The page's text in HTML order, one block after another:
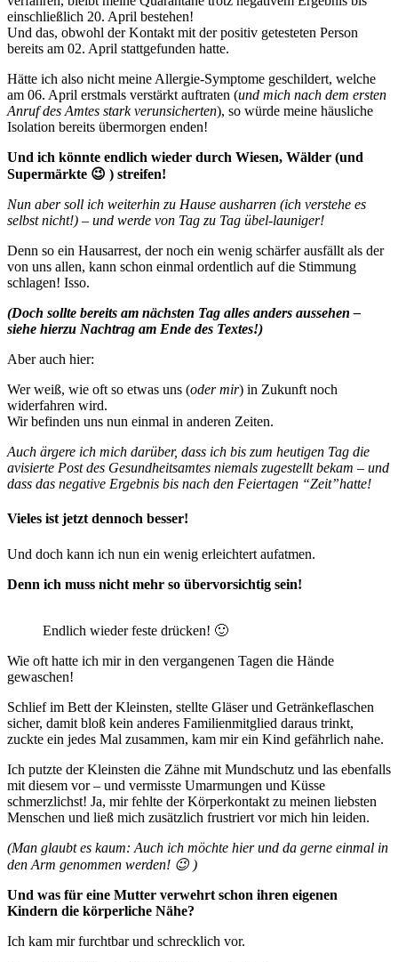
einschließlich 20. April bestehen!
Und das, obwohl der Kontakt mit der positiv getesteten Person
bereits am 02. April stattgefunden hatte.
Hätte ich also nicht meine Allergie-Symptome geschildert, welche
am 06. April erstmals verstärkt auftraten (und mich nach dem ersten
Anruf des Amtes stark verunsicherten), so würde meine häusliche
Isolation bereits übermorgen enden!
Und ich könnte endlich wieder durch Wiesen, Wälder (und
Supermärkte 😉 ) streifen!
Nun aber soll ich weiterhin zu Hause ausharren (ich verstehe es
selbst nicht!) – und werde von Tag zu Tag übel-launiger!
Denn so ein Hausarrest, der noch ein wenig schärfer ausfällt als der
von uns allen, kann schon einmal ordentlich auf die Stimmung
schlagen! Isso.
(Doch sollte bereits am nächsten Tag alles anders aussehen –
siehe hierzu Nachtrag am Ende des Textes!)
Aber auch hier:
Wer weiß, wie oft so etwas uns (oder mir) in Zukunft noch
widerfahren wird.
Wir befinden uns nun einmal in anderen Zeiten.
Auch ärgere ich mich darüber, dass ich bis zum heutigen Tag die
avisierte Post des Gesundheitsamtes niemals zugestellt bekam – und
dass das negative Ergebnis bis nach den Feiertagen “Zeit”hatte!
Vieles ist jetzt dennoch besser!
Und doch kann ich nun ein wenig erleichtert aufatmen.
Denn ich muss nicht mehr so übervorsichtig sein!
Endlich wieder feste drücken! 🙂
Wie oft hatte ich mir in den vergangenen Tagen die Hände
gewaschen!
Schlief im Bett der Kleinsten, stellte Gläser und Getränkeflaschen
sicher, damit bloß kein anderes Familienmitglied daraus trinkt,
zuckte ein jedes Mal zusammen, kam mir ein Kind gefährlich nahe.
Ich putzte der Kleinsten die Zähne mit Mundschutz und las ebenfalls
mit diesem vor – und vermisste Umarmungen und Küsse
schmerzlichst! Ja, mir fehlte der Körperkontakt zu meinen liebsten
Menschen und ließ mich zusätzlich frustriert vor mich hin leiden.
(Man glaubt es kaum: Auch ich möchte hier und da gerne einmal in
den Arm genommen werden! 😉 )
Und was für eine Mutter verwehrt schon ihren eigenen
Kindern die körperliche Nähe?
Ich kam mir furchtbar und schrecklich vor.